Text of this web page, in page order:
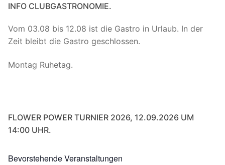
INFO CLUBGASTRONOMIE.
Vom 03.08 bis 12.08 ist die Gastro in Urlaub. In der
Zeit bleibt die Gastro geschlossen.
Montag Ruhetag.
FLOWER POWER TURNIER 2026, 12.09.2026 UM
14:00 UHR.
Bevorstehende Veranstaltungen